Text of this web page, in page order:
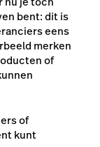
bent: dit is
eens
merken
of
of
kunt